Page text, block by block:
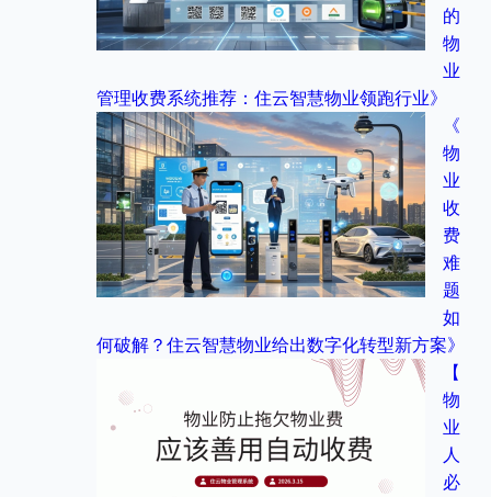
的
物
业
管理收费系统推荐：住云智慧物业领跑行业》
《
物
业
收
费
难
题
如
何破解？住云智慧物业给出数字化转型新方案》
【
物
业
人
必